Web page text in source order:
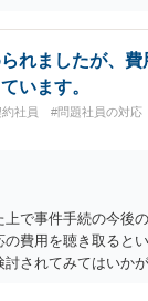
以上、ご参考まで
れましたが、費
います。
社員 #問題社員の対応
で事件手続の今後
費用を聴き取ると
されてみてはいか